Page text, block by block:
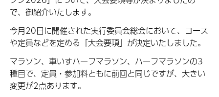
で、御紹介いたします。
今月20日に開催された実行委員会総会において、コース
や定員などを定める「大会要項」が決定いたしました。
マラソン、車いすハーフマラソン、ハーフマラソンの3
種目で、定員・参加料ともに前回と同じですが、大きい
変更が2点あります。